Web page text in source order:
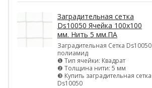
Заградительная сетка
Ds10050 Ячейка 100х100
мм. Нить 5 мм.ПА
Заградительная Сетка Ds10050
полиамид
❶ Тип ячейки: Квадрат
❷ Толщина нити: 5 мм
❸ Купить заградительная сетка
Ds10050